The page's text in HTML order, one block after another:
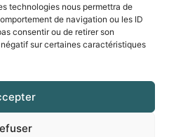
technologies nous permettra de
de navigation ou les ID
consentir ou de retirer son
sur certaines caractéristiques
d’agriculture du Rhône